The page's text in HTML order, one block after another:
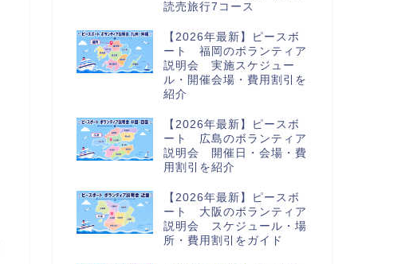
読売旅行7コース
【2026年最新】ピースボ
ート 福岡のボランティア
説明会 実施スケジュー
ル・開催会場・費用割引を
紹介
【2026年最新】ピースボ
ート 広島のボランティア
説明会 開催日・会場・費
用割引を紹介
【2026年最新】ピースボ
ート 大阪のボランティア
説明会 スケジュール・場
所・費用割引をガイド